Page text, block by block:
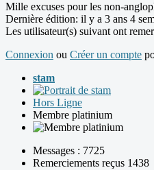
Mille excuses pour les non-
Dernière édition: il y a 3 ans 4
Les utilisateur(s) suivant ont
Connexion ou Créer un compte
stam
Hors Ligne
Membre platinium
Messages : 7725
Remerciements reçus 1438